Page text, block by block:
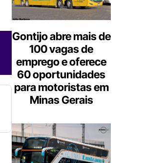
Gontijo abre mais de
100 vagas de
emprego e oferece
60 oportunidades
para motoristas em
Minas Gerais